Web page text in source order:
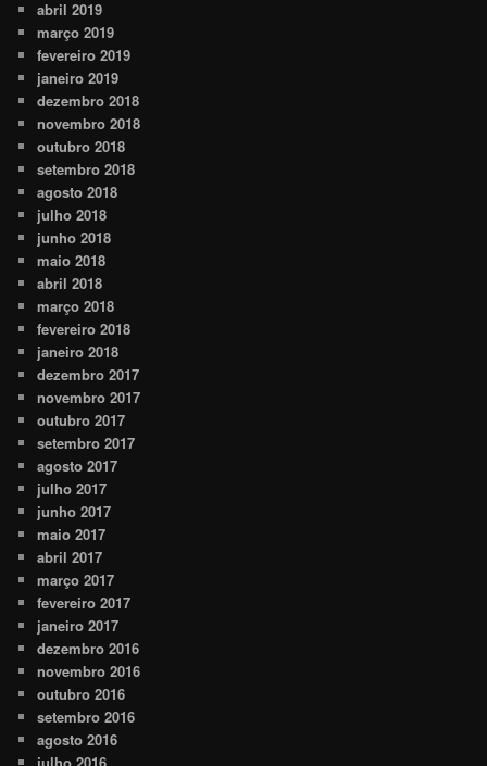
abril 2019
março 2019
fevereiro 2019
janeiro 2019
dezembro 2018
novembro 2018
outubro 2018
setembro 2018
agosto 2018
julho 2018
junho 2018
maio 2018
abril 2018
março 2018
fevereiro 2018
janeiro 2018
dezembro 2017
novembro 2017
outubro 2017
setembro 2017
agosto 2017
julho 2017
junho 2017
maio 2017
abril 2017
março 2017
fevereiro 2017
janeiro 2017
dezembro 2016
novembro 2016
outubro 2016
setembro 2016
agosto 2016